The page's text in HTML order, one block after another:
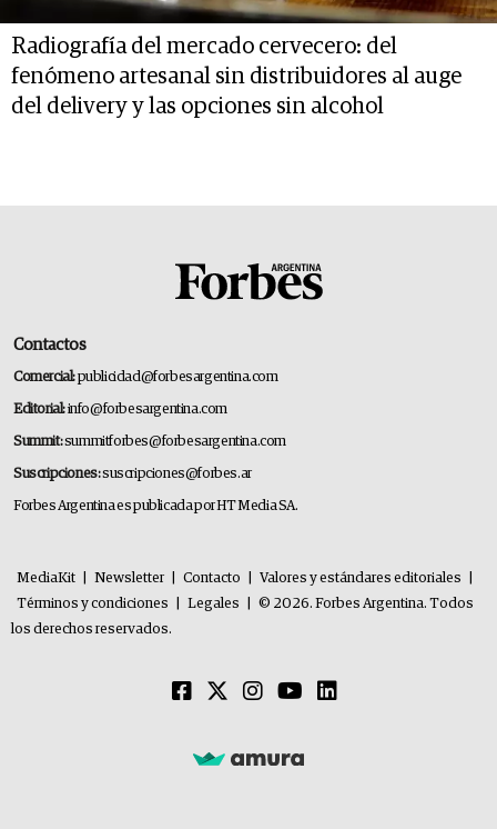
Radiografía del mercado cervecero: del
fenómeno artesanal sin distribuidores al auge
del delivery y las opciones sin alcohol
Contactos
Comercial:publicidad@forbesargentina.com
Editorial:info@forbesargentina.com
Summit:summitforbes@forbesargentina.com
Suscripciones:suscripciones@forbes.ar
Forbes Argentina es publicada por HT Media SA.
MediaKit Newsletter Contacto Valores y estándares editoriales
Términos y condiciones
Legales
© 2026. Forbes Argentina. Todos
los derechos reservados.